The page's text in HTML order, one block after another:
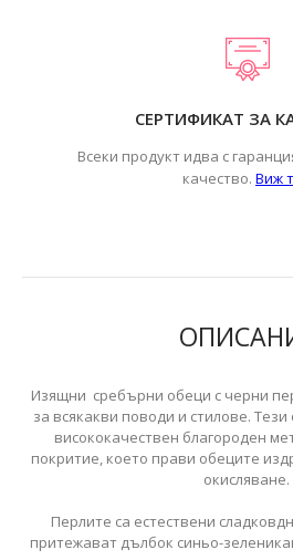
СЕРТИФИКАТ ЗА
Всеки продукт идва с
качество. Виж
Изящни сребърни обеци с черни
за всякакви поводи и стилове.
висококачествен благороден
покритие, което прави обеците
окисляване.
Перлите са естествени
притежават дълбок синьо-